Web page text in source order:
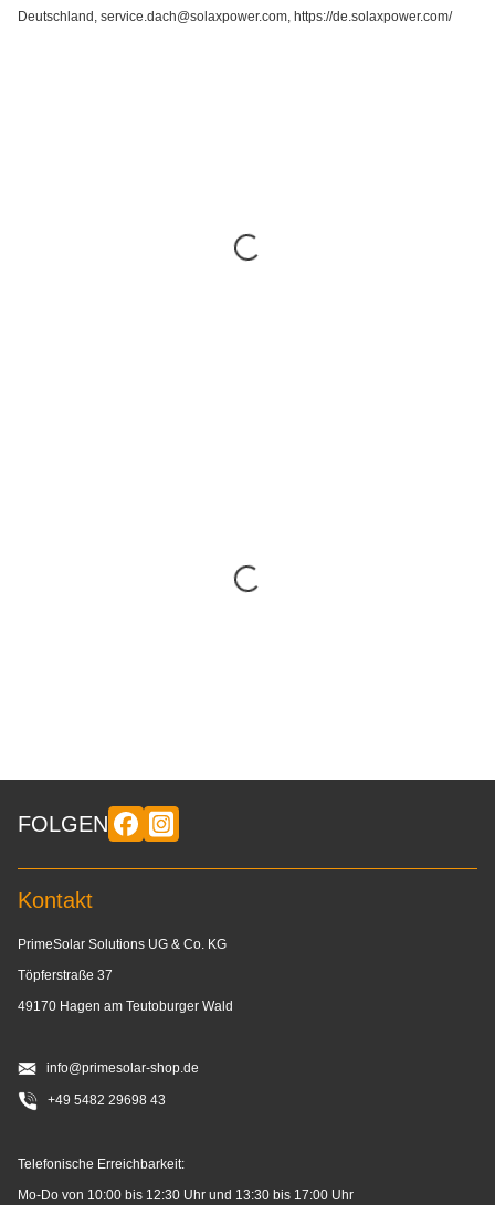
Deutschland, service.dach@solaxpower.com, https://de.solaxpower.com/
FOLGEN
Kontakt
PrimeSolar Solutions UG & Co. KG
Töpferstraße 37
49170 Hagen am Teutoburger Wald
info@primesolar-shop.de
+49 5482 29698 43
Telefonische Erreichbarkeit:
Mo-Do von 10:00 bis 12:30 Uhr und 13:30 bis 17:00 Uhr